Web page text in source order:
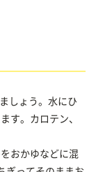
しょう。水にひ
す。カロテン、
おかゆなどに混